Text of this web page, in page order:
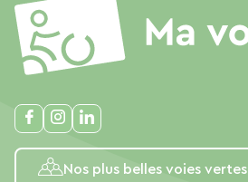
Nos plus belles voies vertes